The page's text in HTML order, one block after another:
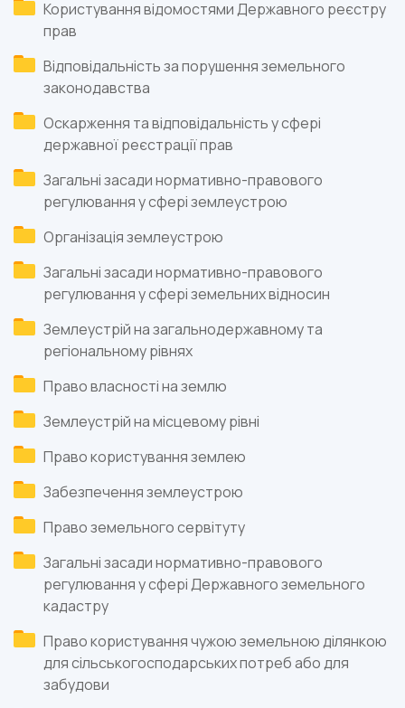
Користування відомостями Державного реєстру
прав
Відповідальність за порушення земельного
законодавства
Оскарження та відповідальність у сфері
державної реєстрації прав
Загальні засади нормативно-правового
регулювання у сфері землеустрою
Організація землеустрою
Загальні засади нормативно-правового
регулювання у сфері земельних відносин
Землеустрій на загальнодержавному та
регіональному рівнях
Право власності на землю
Землеустрій на місцевому рівні
Право користування землею
Забезпечення землеустрою
Право земельного сервітуту
Загальні засади нормативно-правового
регулювання у сфері Державного земельного
кадастру
Право користування чужою земельною ділянкою
для сільськогосподарських потреб або для
забудови